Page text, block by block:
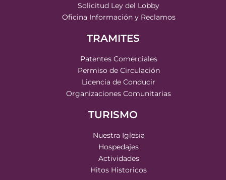
Solicitud Ley del Lobby
Oficina Información y Reclamos
TRAMITES
Patentes Comerciales
Permiso de Circulación
Licencia de Conducir
Organizaciones Comunitarias
TURISMO
Nuestra Iglesia
Hospedajes
Actividades
Hitos Historicos